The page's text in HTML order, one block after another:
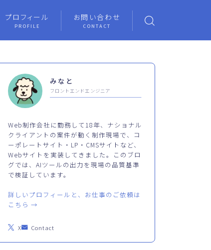
プロフィール
PROFILE
お問い合わせ
CONTACT
みなと
フロントエンドエンジニア
Web制作会社に勤務して18年、ナショナル
クライアントの案件が動く制作現場で、コ
ーポレートサイト・LP・CMSサイトなど、
Webサイトを実装してきました。このブロ
グでは、AIツールの出力を現場の品質基準
で検証しています。
詳しいプロフィールと、お仕事のご依頼は
こちら →
X Contact